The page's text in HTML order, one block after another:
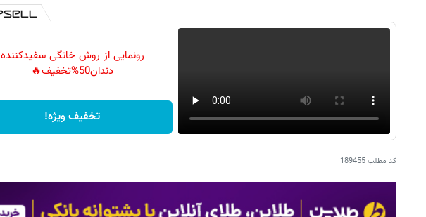
رونمایی از روش خانگی سفیدکننده
دندان50%تخفیف🔥
تخفیف ویژه!
کد مطلب189455